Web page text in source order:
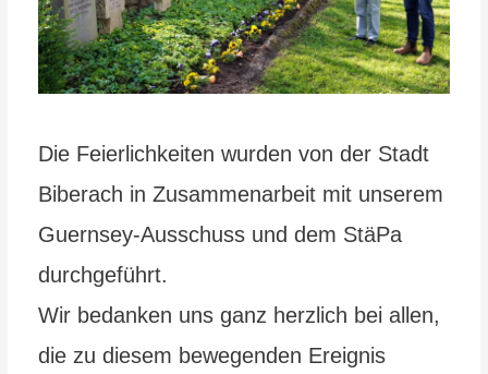
Die Feierlichkeiten wurden von der Stadt
Biberach in Zusammenarbeit mit unserem
Guernsey-Ausschuss und dem StäPa
durchgeführt.
Wir bedanken uns ganz herzlich bei allen,
die zu diesem bewegenden Ereignis